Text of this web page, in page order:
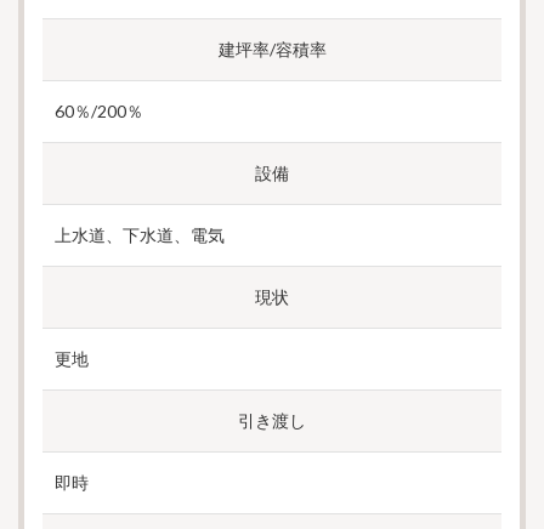
建坪率/容積率
60％/200％
設備
上水道、下水道、電気
現状
更地
引き渡し
即時